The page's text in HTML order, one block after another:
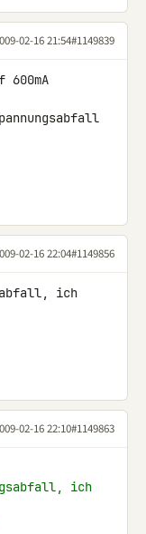
02-16 21:54#1149839
02-16 22:04#1149856
ich
02-16 22:10#1149863
ich